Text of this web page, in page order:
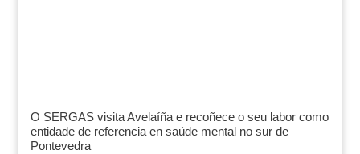
O SERGAS visita Avelaíña e recoñece o seu labor como
entidade de referencia en saúde mental no sur de
Pontevedra